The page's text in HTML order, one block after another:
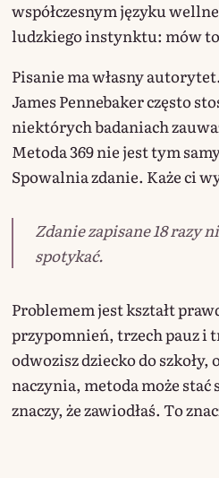
współczesnym języku
ludzkiego instynktu: mów
Pisanie ma własny
James Pennebaker często
niektórych badaniach
Metoda 369 nie jest tym
Spowalnia zdanie. Każe ci
Zdanie zapisane 18 razy
spotykać.
Problemem jest kształt
przypomnień, trzech pauz i
odwozisz dziecko do szkoły,
naczynia, metoda może
znaczy, że zawiodłaś. To